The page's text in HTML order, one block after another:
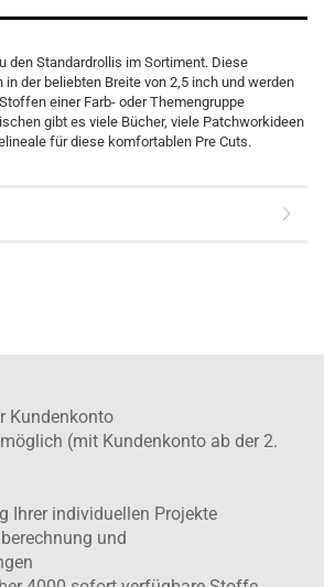
den Standardrollis im Sortiment. Diese
der beliebten Breite von 2,5 inch und werden
einer Farb- oder Themengruppe
gibt es viele Bücher, viele Patchworkideen
für diese komfortablen Pre Cuts.
Kundenkonto
(mit Kundenkonto ab der 2.
Ihrer individuellen Projekte
und